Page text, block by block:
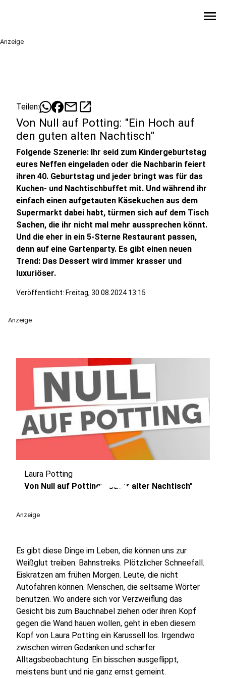
menu
Anzeige
Teilen: mailopen_in_new
Von Null auf Potting: "Ein Hoch auf
den guten alten Nachtisch"
Folgende Szenerie: Ihr seid zum Kindergeburtstag
eures Neffen eingeladen oder die Nachbarin feiert
ihren 40. Geburtstag und jeder bringt was für das
Kuchen- und Nachtischbuffet mit. Und während ihr
einfach einen aufgetauten Käsekuchen aus dem
Supermarkt dabei habt, türmen sich auf dem Tisch
Sachen, die ihr nicht mal mehr aussprechen könnt.
Und die eher in ein 5-Sterne Restaurant passen,
denn auf eine Gartenparty. Es gibt einen neuen
Trend: Das Dessert wird immer krasser und
luxuriöser.
Veröffentlicht: Freitag, 30.08.2024 13:15
Anzeige
play_circle
Laura Potting
Von Null auf Potting: "Guter alter Nachtisch"
Anzeige
Es gibt diese Dinge im Leben, die können uns zur
Weißglut treiben. Bahnstreiks. Plötzlicher Schneefall.
Eiskratzen am frühen Morgen. Leute, die nicht
Autofahren können. Menschen, die seltsame Wörter
benutzen. Wo andere sich vor Verzweiflung das
Gesicht bis zum Bauchnabel ziehen oder ihren Kopf
gegen die Wand hauen wollen, geht in eben diesem
Kopf von Laura Potting ein Karussell los. Irgendwo
zwischen wirren Gedanken und scharfer
Alltagsbeobachtung. Ein bisschen ausgeflippt,
meistens bunt und nie ganz ernst gemeint.